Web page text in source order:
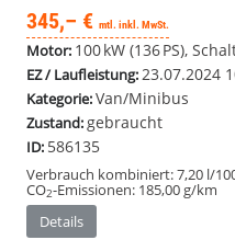
345,– € mtl. inkl. MwSt.
Motor: 100 kW (136 PS),
EZ / Laufleistung:23.07.2024
Kategorie:Van/Minibus
Zustand:gebraucht
ID: 586135
Verbrauch kombiniert:7,20 l/
CO2-Emissionen: 185,00 g/km
Details